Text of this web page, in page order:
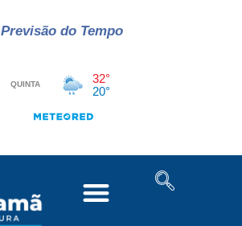
Previsão do Tempo